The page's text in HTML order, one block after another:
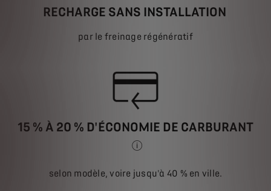
RECHARGE SANS INSTALLATION
par le freinage régénératif
15 % À 20 % D'ÉCONOMIE DE CARBURANT
selon modèle, voire jusqu'à 40 % en ville.